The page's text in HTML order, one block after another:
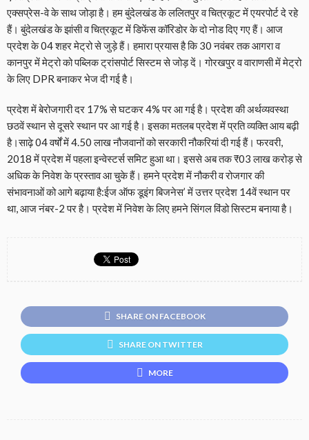
एक्सप्रेस-वे के साथ जोड़ा है। हम बुंदेलखंड के ललितपुर व चित्रकूट में एयरपोर्ट दे रहे
हैं। बुंदेलखंड के झांसी व चित्रकूट में डिफेंस कॉरिडोर के दो नोड दिए गए हैं। आज
प्रदेश के 04 शहर मेट्रो से जुड़े हैं। हमारा प्रयास है कि 30 नवंबर तक आगरा व
कानपुर में मेट्रो को पब्लिक ट्रांसपोर्ट सिस्टम से जोड़ दें। गोरखपुर व वाराणसी में मेट्रो
के लिए DPR बनाकर भेज दी गई है।
प्रदेश में बेरोजगारी दर 17% से घटकर 4% पर आ गई है। प्रदेश की अर्थव्यवस्था
छठवें स्थान से दूसरे स्थान पर आ गई है। इसका मतलब प्रदेश में प्रति व्यक्ति आय बढ़ी
है।साढ़े 04 वर्षों में 4.50 लाख नौजवानों को सरकारी नौकरियां दी गई हैं। फरवरी,
2018 में प्रदेश में पहला इन्वेस्टर्स समिट हुआ था। इससे अब तक ₹03 लाख करोड़ से
अधिक के निवेश के प्रस्ताव आ चुके हैं। हमने प्रदेश में नौकरी व रोजगार की
संभावनाओं को आगे बढ़ाया है:ईज ऑफ डूइंग बिजनेस’ में उत्तर प्रदेश 14वें स्थान पर
था, आज नंबर-2 पर है। प्रदेश में निवेश के लिए हमने सिंगल विंडो सिस्टम बनाया है।
SHARE ON FACEBOOK
SHARE ON TWITTER
MORE